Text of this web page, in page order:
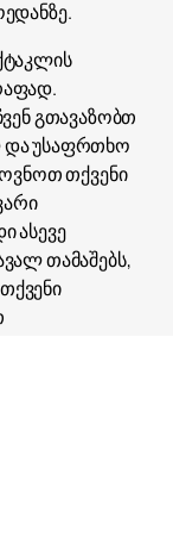
გთავაზობთ
და უსაფრთხო
თქვენი
ასევე
თამაშებს,